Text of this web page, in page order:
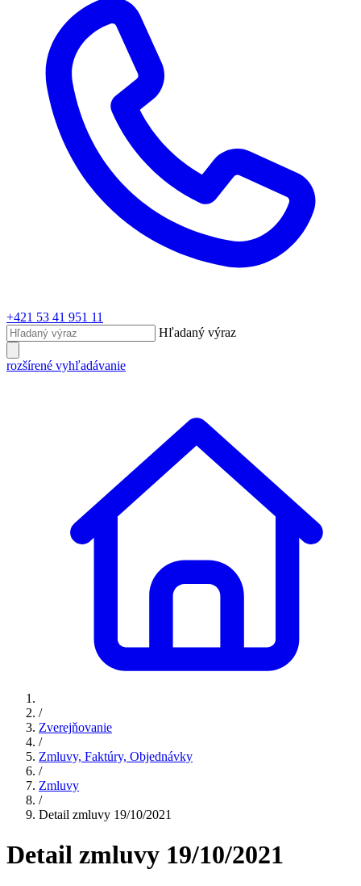
+421 53 41 951 11
Hľadaný výraz
rozšírené vyhľadávanie
/
Zverejňovanie
/
Zmluvy, Faktúry, Objednávky
/
Zmluvy
/
Detail zmluvy 19/10/2021
Detail zmluvy 19/10/2021